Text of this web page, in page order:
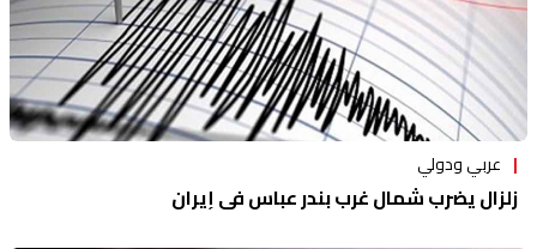
عربي ودولي
زلزال يضرب شمال غرب بندر عباس في إيران